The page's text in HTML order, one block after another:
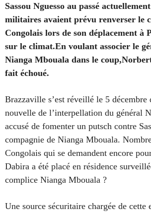
Sassou Nguesso au passé
militaires avaient prévu renverser le
Congolais lors de son déplacement à
sur le climat.En voulant associer le
Nianga Mbouala dans le
fait échoué.
Brazzaville s’est réveillé le 5 décembre
nouvelle de l’interpellation du général
accusé de fomenter un putsch contre
compagnie de Nianga Mbouala.
Congolais qui se demandent encore
Dabira a été placé en résidence
complice Nianga Mbouala ?
Une source sécuritaire chargée de cette